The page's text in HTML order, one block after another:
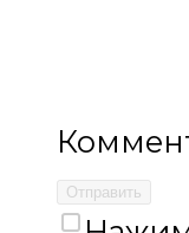
Отправить